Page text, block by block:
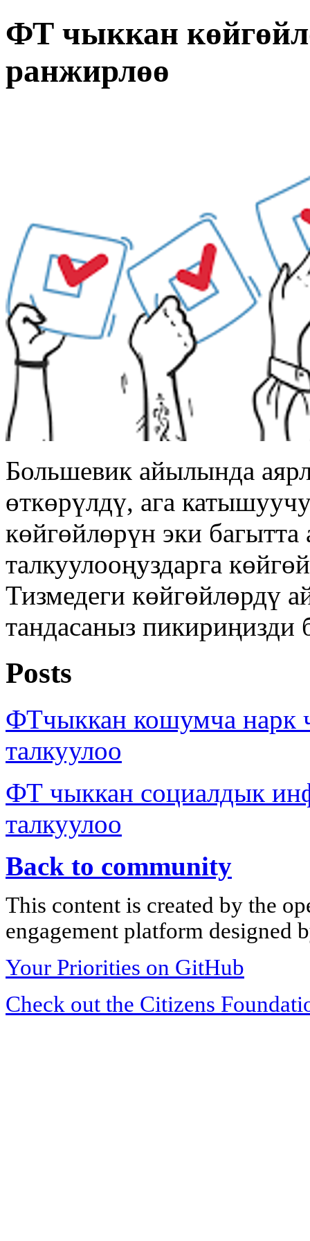
ФТ чыккан
ранжирлөө
Большевик айылында
өткөрүлдү, ага
көйгөйлөрүн эки
талкуулооңуздарга
Тизмедеги көйгөйлөрдү
тандасаныз пикириңизди
Posts
ФТчыккан кошумча нарк
талкуулоо
ФТ чыккан социалдык
талкуулоо
Back to community
This content is created by the
engagement platform designed
Your Priorities on GitHub
Check out the Citizens